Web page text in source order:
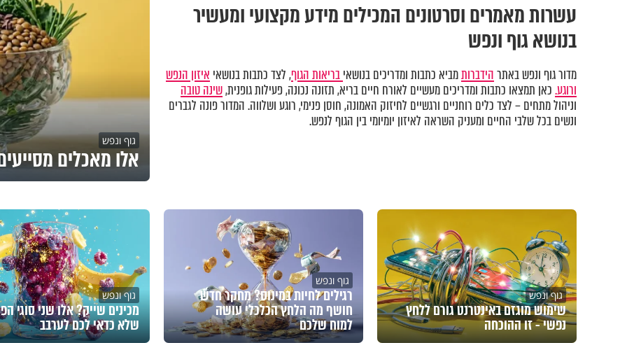
עשרות מאמרים וסרטונים המכילים מידע מקצועי ומעשיר
בנושא גוף ונפש
מדור גוף ונפש באתרהידברותמביא כתבות ומדריכים בנושאיבריאות הגוף, לצד כתבות בנושאי איזון הנפש
ורוגע.כאן תמצאו כתבות ומדריכים מעשיים לאורח חיים בריא, תזונה נכונה, פעילות גופנית,שינה טובה
וניהול מתחים – לצד כלים רוחניים ורגשיים לחיזוק האמונה, חוסן פנימי, רוגע ושלווה. המדור פונה לגברים
ונשים בכל שלבי החיים ומעניק השראה לאיזון יומיומי בין הגוף לנפש.
גוף ונפש
אלו מאכלים
גוף ונפש
שימוש מוגזם באינטרנט גורם ללחץ
נפשי - זו ההוכחה
גוף ונפש
רגילים לחיות במינוס? מחקר חדש
חושף מה הלחץ הכלכלי עושה
למוח שלכם
גוף ונפש
מכינים שייק? אלו שני סוגי
שלא כדאי לכם לערבב